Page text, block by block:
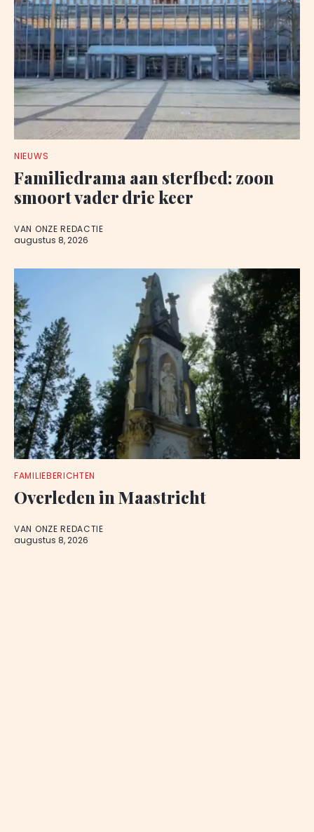
NIEUWS
Familiedrama aan sterfbed: zoon
smoort vader drie keer
VAN ONZE REDACTIE
augustus 8, 2026
FAMILIEBERICHTEN
Overleden in Maastricht
VAN ONZE REDACTIE
augustus 8, 2026